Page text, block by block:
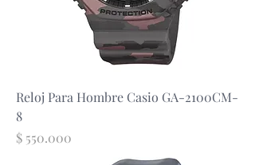
Reloj Para Hombre Casio GA-2100CM-
8
Precio
$ 550.000